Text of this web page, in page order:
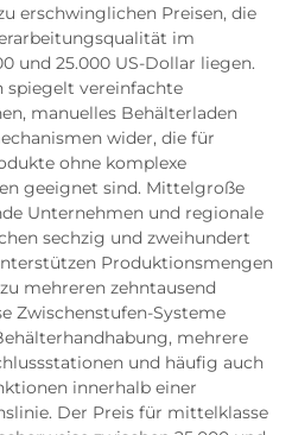
erschwinglichen Preisen, die
im
und 25.000 US-Dollar liegen.
spiegelt vereinfachte
manuelles Behälterladen
wider, die für
ohne komplexe
geeignet sind. Mittelgroße
Unternehmen und regionale
sechzig und zweihundert
Produktionsmengen
mehreren zehntausend
Zwischenstufen-Systeme
mehrere
und häufig auch
innerhalb einer
Der Preis für mittelklasse